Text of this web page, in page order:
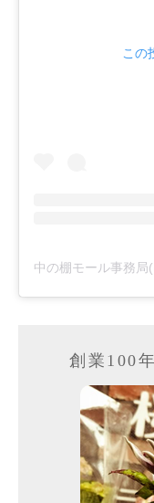
この
創業100